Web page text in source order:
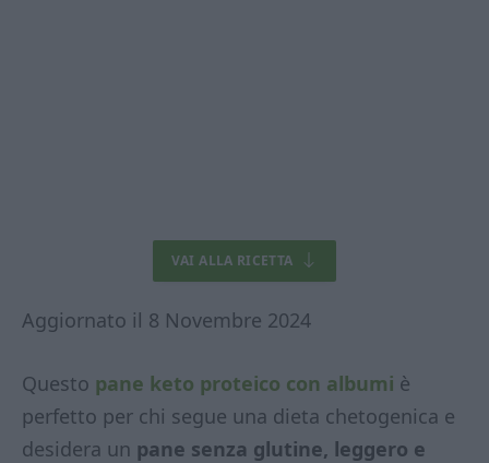
VAI ALLA RICETTA
Aggiornato il 8 Novembre 2024
Questo pane keto proteico con albumi è
perfetto per chi segue una dieta chetogenica e
desidera un pane senza glutine, leggero e